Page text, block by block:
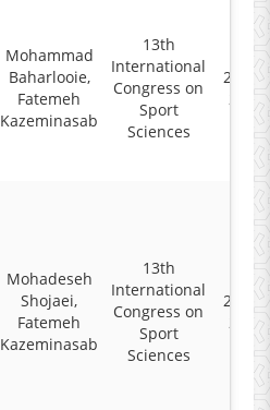
Mohammad
Baharlooie,
Fatemeh
Kazeminasab
13th
International
Congress on
Sport
Sciences
2022-
Mohadeseh
Shojaei,
Fatemeh
Kazeminasab
13th
International
Congress on
Sport
Sciences
2022-